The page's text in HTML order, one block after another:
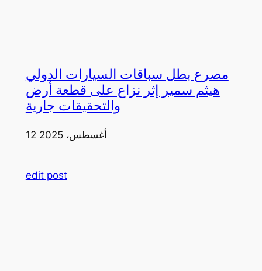
مصرع بطل سباقات السيارات الدولي
هيثم سمير إثر نزاع على قطعة أرض
والتحقيقات جارية
12 أغسطس، 2025
edit post